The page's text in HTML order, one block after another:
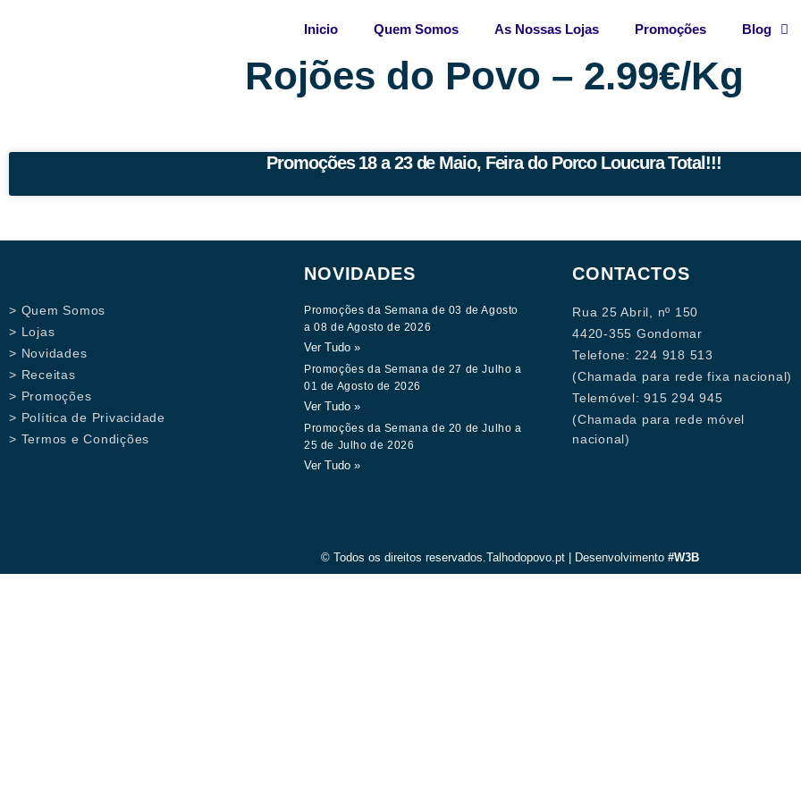
Inicio Quem Somos As Nossas Lojas Promoções Blog
Rojões do Povo – 2.99€/Kg
Promoções 18 a 23 de Maio, Feira do Porco Loucura Total!!!
> Quem Somos
> Lojas
> Novidades
> Receitas
> Promoções
> Política de Privacidade
> Termos e Condições
NOVIDADES
Promoções da Semana de 03 de Agosto
a 08 de Agosto de 2026
Ver Tudo »
Promoções da Semana de 27 de Julho a
01 de Agosto de 2026
Ver Tudo »
Promoções da Semana de 20 de Julho a
25 de Julho de 2026
Ver Tudo »
CONTACTOS
Rua 25 Abril, nº 150
4420-355 Gondomar
Telefone: 224 918 513
(Chamada para rede fixa nacional)
Telemóvel: 915 294 945
(Chamada para rede móvel
nacional)
© Todos os direitos reservados.Talhodopovo.pt | Desenvolvimento #W3B